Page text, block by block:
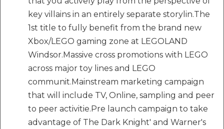
key villains in an entirely separate storylin.The
1st title to fully benefit from the brand new
Xbox/LEGO gaming zone at LEGOLAND
Windsor.Massive cross promotions with LEGO
across major toy lines and LEGO
communit.Mainstream marketing campaign
that will include TV, Online, sampling and peer
to peer activitie.Pre launch campaign to take
advantage of The Dark Knight' and Warner's